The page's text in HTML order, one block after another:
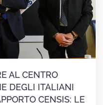
AL CENTRO
DEGLI ITALIANI
CENSIS: LE